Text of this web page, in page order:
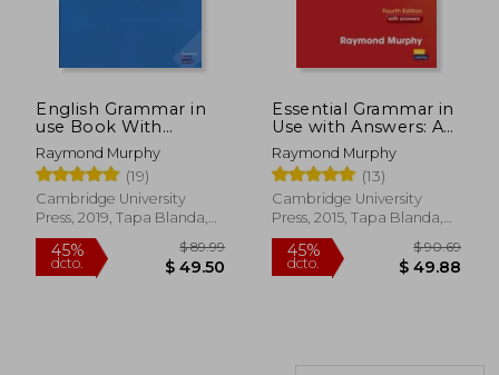
dcto. $ 36.74 dcto. $
English Grammar in
use Book With
Answers: A Self-Study
Reference and
Practice Book for
Intermediate
Learners of English
Raymond Murphy
(19)
Cambridge University
Press, 2019, Tapa Blanda,
Nuevo
Essential Grammar in
Use with Answers: A
Self-Study Reference
and Practice Book for
Elementary Learners
of English (en Inglés)
Raymond Murphy
(13)
Cambridge University
Press, 2015, Tapa Blanda,
Nuevo